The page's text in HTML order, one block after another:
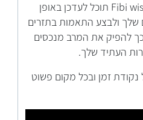
באמצעות מערכת Fibi wise 360 תוכל לעדכן באופן
שלך ולבצע התאמות בתזרים
להפיק את המרב מנכסים
העתיד שלך.
זמן ובכל מקום פשוט